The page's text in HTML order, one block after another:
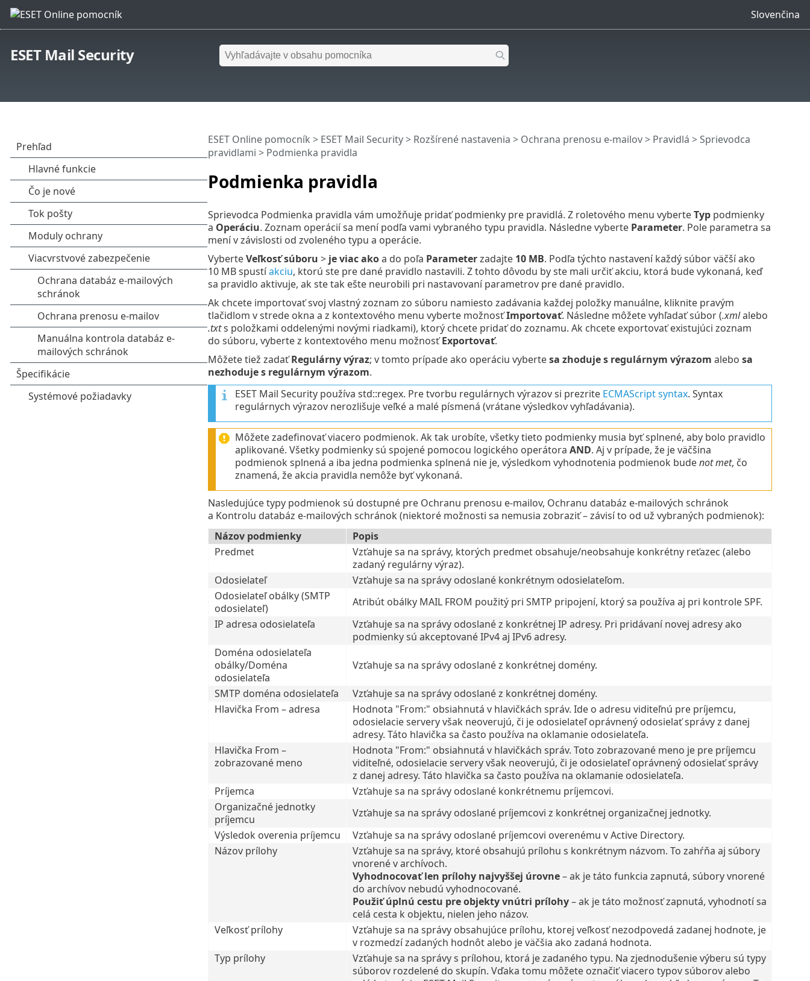
Slovenčina
ESET Mail Security
Podmienka pravidla
ESET Online pomocník > ESET Mail Security> Rozšírené nastavenia > Ochrana prenosu e-mailov> Pravidlá >Sprievodca
pravidlami > Podmienka pravidla
Sprievodca Podmienka pravidla vám umožňuje pridať podmienky pre pravidlá. Z roletového menu vyberteTyppodmienky
a Operáciu. Zoznam operácií sa mení podľa vami vybraného typu pravidla. Následne vyberte Parameter. Pole parametra sa
mení v závislosti od zvoleného typu a operácie.
VyberteVeľkosť súboru >je viac akoa do poľa Parameterzadajte 10 MB. Podľa týchto nastavení každý súbor väčší ako
10 MB spustíakciu, ktorú ste pre dané pravidlo nastavili. Z tohto dôvodu by ste mali určiť akciu, ktorá bude vykonaná, keď
sa pravidlo aktivuje, ak ste tak ešte neurobili pri nastavovaní parametrov pre dané pravidlo.
Ak chcete importovať svoj vlastný zoznam zo súboru namiesto zadávania každej položky manuálne, kliknite pravým
tlačidlom v strede okna a z kontextového menu vyberte možnosťImportovať. Následne môžete vyhľadať súbor (.xmlalebo
.txts položkami oddelenými novými riadkami), ktorý chcete pridať do zoznamu. Ak chcete exportovať existujúci zoznam
do súboru, vyberte z kontextového menu možnosťExportovať.
Môžete tiež zadaťRegulárny výraz; v tomto prípade ako operáciu vybertesa zhoduje s regulárnym výrazom alebo sa
nezhoduje s regulárnym výrazom.
ESET Mail Security používa std::regex. Pre tvorbu regulárnych výrazov si prezrite ECMAScript syntax. Syntax
regulárnych výrazov nerozlišuje veľké a malé písmená (vrátane výsledkov vyhľadávania).
Môžete zadefinovať viacero podmienok. Ak tak urobíte, všetky tieto podmienky musia byť splnené, aby bolo pravidlo
aplikované. Všetky podmienky sú spojené pomocou logického operátora AND. Aj v prípade, že je väčšina
podmienok splnená a iba jedna podmienka splnená nie je, výsledkom vyhodnotenia podmienok budenot met, čo
znamená, že akcia pravidla nemôže byť vykonaná.
Nasledujúce typy podmienok sú dostupné pre Ochranu prenosu e‑mailov, Ochranu databáz e‑mailových schránok
a Kontrolu databáz e‑mailových schránok (niektoré možnosti sa nemusia zobraziť – závisí to od už vybraných podmienok):
Názov podmienky
Popis
Predmet
Vzťahuje sa na správy, ktorých predmet obsahuje/neobsahuje konkrétny reťazec (alebo
zadaný regulárny výraz).
Odosielateľ
Vzťahuje sa na správy odoslané konkrétnym odosielateľom.
Odosielateľ obálky (SMTP
odosielateľ)
Atribút obálky MAIL FROM použitý pri SMTP pripojení, ktorý sa používa aj pri kontrole SPF.
IP adresa odosielateľa
Vzťahuje sa na správy odoslané z konkrétnej IP adresy. Pri pridávaní novej adresy ako
podmienky sú akceptované IPv4 aj IPv6 adresy.
Doména odosielateľa
obálky/Doména
odosielateľa
Vzťahuje sa na správy odoslané z konkrétnej domény.
SMTP doména odosielateľa
Vzťahuje sa na správy odoslané z konkrétnej domény.
Hlavička From – adresa
Hodnota "From:" obsiahnutá v hlavičkách správ. Ide o adresu viditeľnú pre príjemcu,
odosielacie servery však neoverujú, či je odosielateľ oprávnený odosielať správy z danej
adresy. Táto hlavička sa často používa na oklamanie odosielateľa.
Hlavička From –
zobrazované meno
Hodnota "From:" obsiahnutá v hlavičkách správ. Toto zobrazované meno je pre príjemcu
viditeľné, odosielacie servery však neoverujú, či je odosielateľ oprávnený odosielať správy
z danej adresy. Táto hlavička sa často používa na oklamanie odosielateľa.
Príjemca
Vzťahuje sa na správy odoslané konkrétnemu príjemcovi.
Organizačné jednotky
príjemcu
Vzťahuje sa na správy odoslané príjemcovi z konkrétnej organizačnej jednotky.
Výsledok overenia príjemcu
Vzťahuje sa na správy odoslané príjemcovi overenému v Active Directory.
Názov prílohy
Vzťahuje sa na správy, ktoré obsahujú prílohu s konkrétnym názvom. To zahŕňa aj súbory
vnorené v archívoch.
Vyhodnocovať len prílohy najvyššej úrovne– ak je táto funkcia zapnutá, súbory vnorené
do archívov nebudú vyhodnocované.
Použiť úplnú cestu pre objekty vnútri prílohy– ak je táto možnosť zapnutá, vyhodnotí sa
celá cesta k objektu, nielen jeho názov.
Veľkosť prílohy
Vzťahuje sa na správy obsahujúce prílohu, ktorej veľkosť nezodpovedá zadanej hodnote, je
v rozmedzí zadaných hodnôt alebo je väčšia ako zadaná hodnota.
Typ prílohy
Vzťahuje sa na správy s prílohou, ktorá je zadaného typu. Na zjednodušenie výberu sú typy
súborov rozdelené do skupín. Vďaka tomu môžete označiť viacero typov súborov alebo